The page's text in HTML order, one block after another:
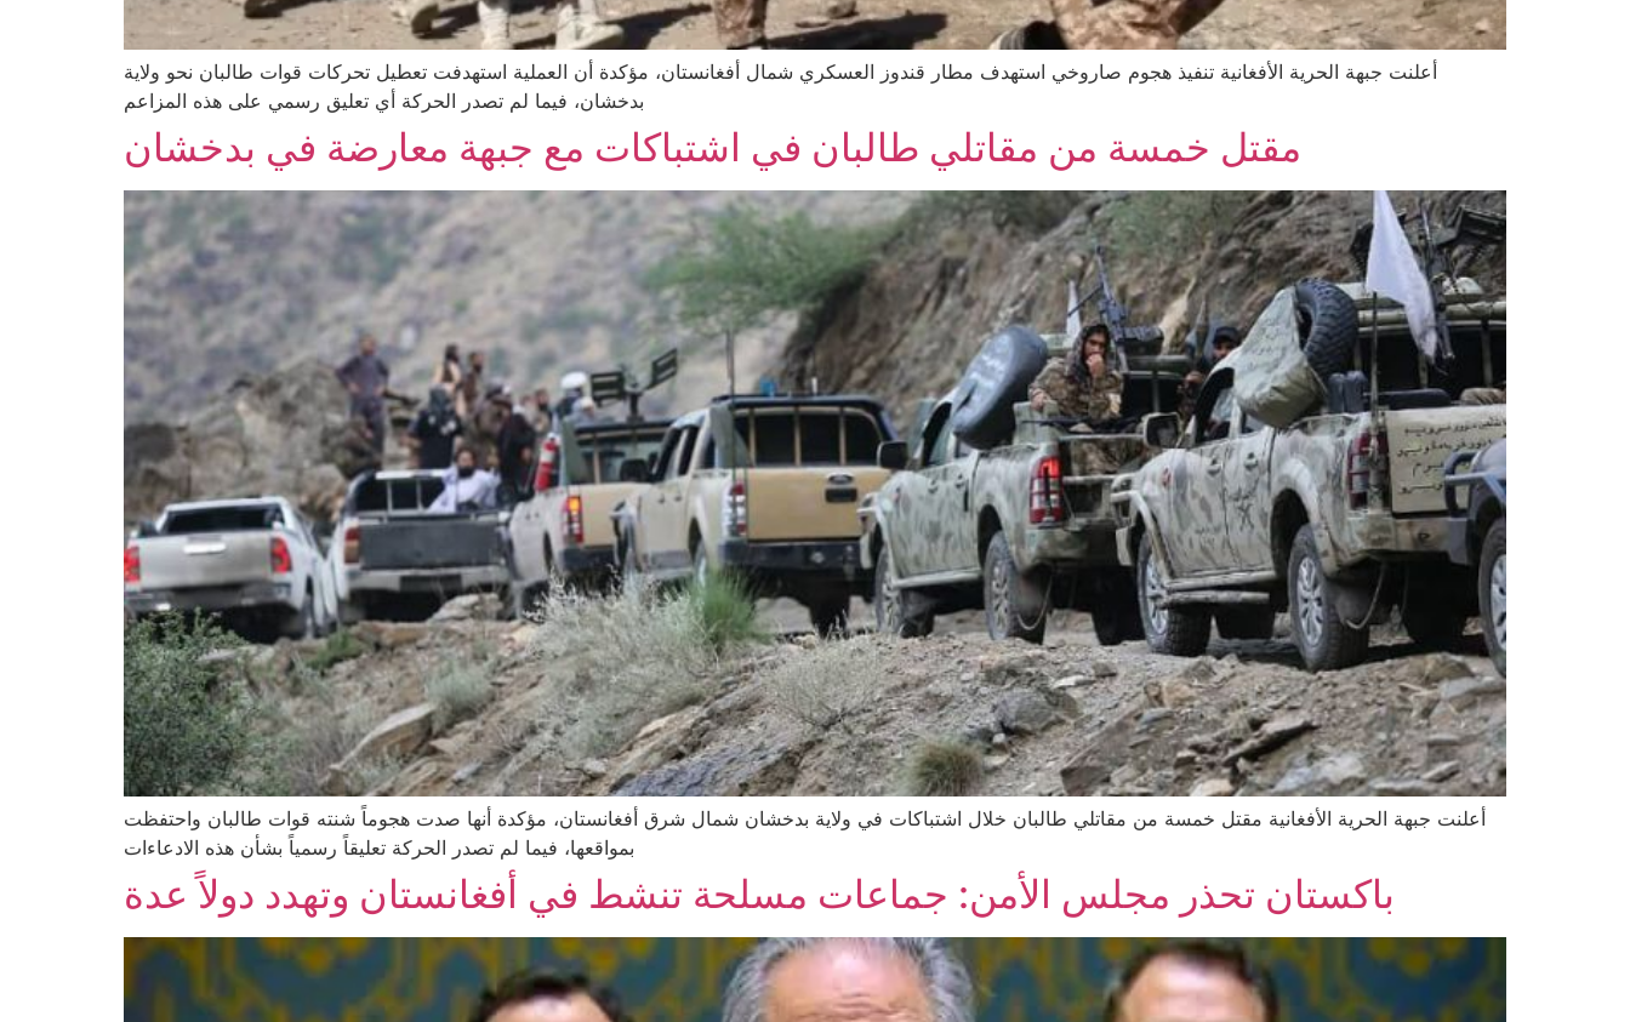
أعلنت جبهة الحرية الأفغانية تنفيذ هجوم صاروخي استهدف مطار قندوز العسكري شمال أفغانستان، مؤكدة أن العملية استهدفت تعطيل تحركات قوات طالبان نحو ولاية
بدخشان، فيما لم تصدر الحركة أي تعليق رسمي على هذه المزاعم
مقتل خمسة من مقاتلي طالبان في اشتباكات مع جبهة معارضة في بدخشان
أعلنت جبهة الحرية الأفغانية مقتل خمسة من مقاتلي طالبان خلال اشتباكات في ولاية بدخشان شمال شرق أفغانستان، مؤكدة أنها صدت هجوماً شنته قوات طالبان واحتفظت
بمواقعها، فيما لم تصدر الحركة تعليقاً رسمياً بشأن هذه الادعاءات
باكستان تحذر مجلس الأمن: جماعات مسلحة تنشط في أفغانستان وتهدد دولاً عدة